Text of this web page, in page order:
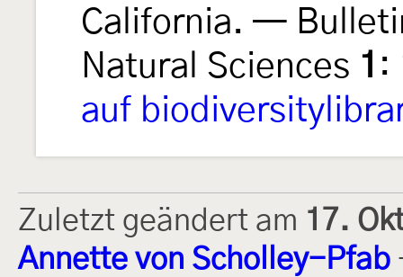
California. —
Natural Sciences 1 :
auf
Zuletzt geändert am 17.
Annette von Scholley-Pfab